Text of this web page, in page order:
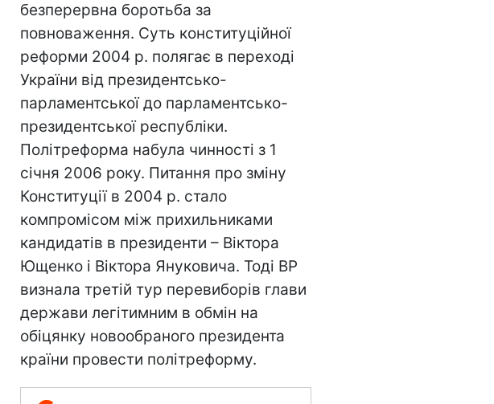
безперервна боротьба за
повноваження. Суть конституційної
реформи 2004 р. полягає в переході
України від президентсько-
парламентської до парламентсько-
президентської республіки.
Політреформа набула чинності з 1
січня 2006 року. Питання про зміну
Конституції в 2004 р. стало
компромісом між прихильниками
кандидатів в президенти – Віктора
Ющенко і Віктора Януковича. Тоді ВР
визнала третій тур перевиборів глави
держави легітимним в обмін на
обіцянку новообраного президента
країни провести політреформу.